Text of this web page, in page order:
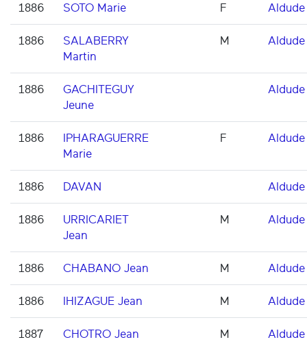
1886 SOTO Marie F Aldude
1886
SALABERRY
Martin
M Aldude
1886
GACHITEGUY
Jeune
Aldude
1886
IPHARAGUERRE
Marie
F Aldude
1886 DAVAN Aldude
1886
URRICARIET
Jean
M Aldude
1886 CHABANO Jean M Aldude
1886 IHIZAGUE Jean M Aldude
1887 CHOTRO Jean M Aldude